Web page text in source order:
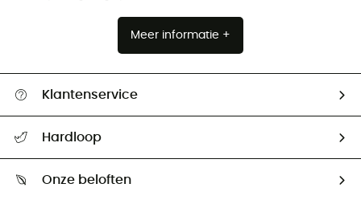
Meer informatie +
Klantenservice
Retourzendingen & Terugbetalingen
Hardloop
Onze beloften